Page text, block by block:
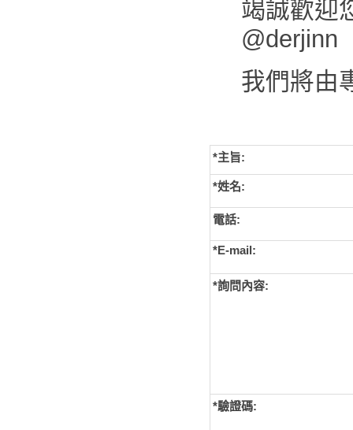
竭誠歡迎
@derjinn
我們將由
*主旨:
*姓名:
電話:
*E-mail:
*詢問內容:
*驗證碼: